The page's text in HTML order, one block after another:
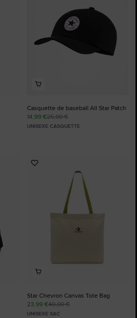
Casquette de baseball All Star Patch
14,99 €25,00 €
UNISEXE CASQUETTE
Ajouter
Star Chevron Canvas Tote Bag
23,99 €40,00 €
UNISEXE SAC